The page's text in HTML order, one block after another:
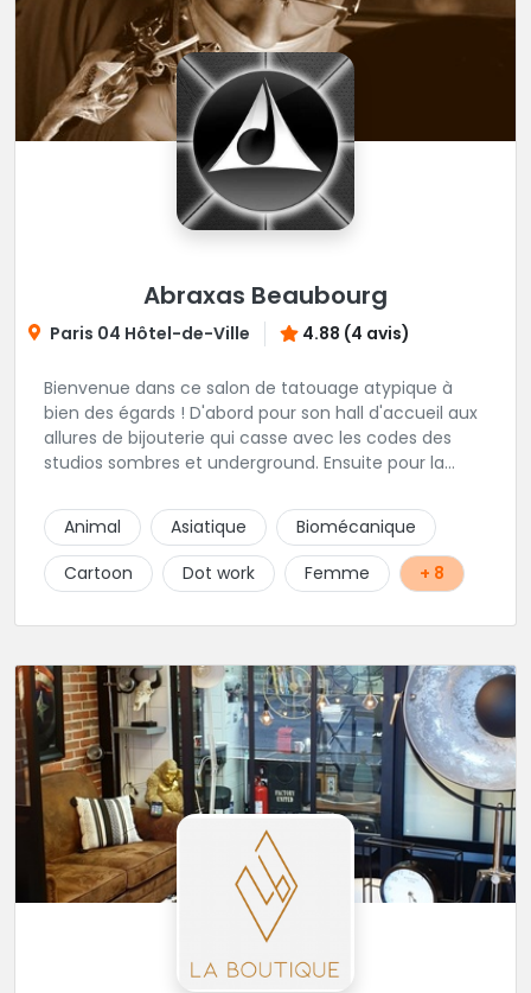
Abraxas Beaubourg
Paris 04 Hôtel-de-Ville 4.88 (4 avis)
Bienvenue dans ce salon de tatouage atypique à
bien des égards ! D'abord pour son hall d'accueil aux
allures de bijouterie qui casse avec les codes des
studios sombres et underground. Ensuite pour la
clubbers, sexagénaires ! Un des studios de tatouage
référent à Paris.
Animal Asiatique
Biomécanique
Cartoon
Dot work Femme + 8